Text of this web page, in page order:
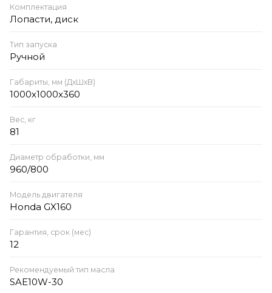
Комплектация
Лопасти, диск
Тип запуска
Ручной
Габариты, мм (ДхШхВ)
1000х1000х360
Вес, кг
81
Диаметр обработки, мм
960/800
Модель двигателя
Honda GX160
Гарантия, срок (мес)
12
Рекомендуемый тип масла
SAE10W-30